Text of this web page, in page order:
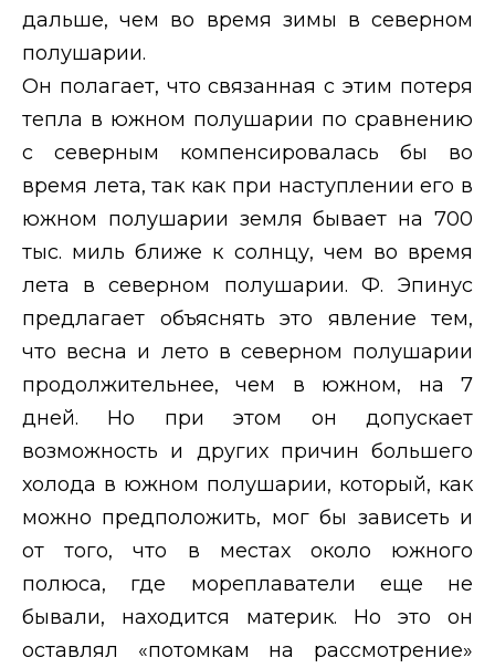
дальше, чем во время зимы в северном
полушарии.
Он полагает, что связанная с этим потеря
тепла в южном полушарии по сравнению
с северным компенсировалась бы во
время лета, так как при наступлении его в
южном полушарии земля бывает на 700
тыс. миль ближе к солнцу, чем во время
лета в северном полушарии. Ф. Эпинус
предлагает объяснять это явление тем,
что весна и лето в северном полушарии
продолжительнее, чем в южном, на 7
дней. Но при этом он допускает
возможность и других причин большего
холода в южном полушарии, который, как
можно предположить, мог бы зависеть и
от того, что в местах около южного
полюса, где мореплаватели еще не
бывали, находится материк. Но это он
оставлял «потомкам на рассмотрение»